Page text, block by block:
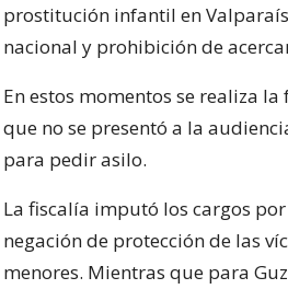
prostitución infantil en
nacional y prohibición de
En estos momentos se realiza
que no se presentó a la
para pedir asilo.
La fiscalía imputó los cargos
negación de protección de las
menores. Mientras que para